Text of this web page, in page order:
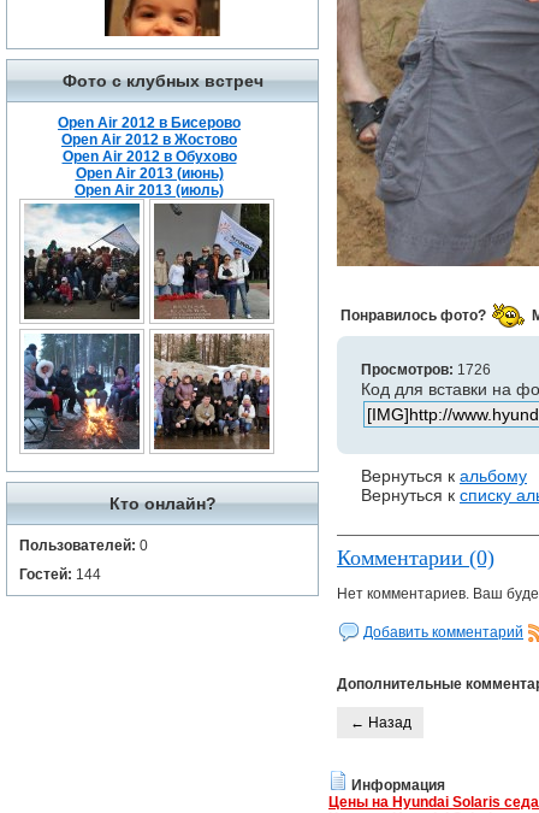
Фото с клубных встреч
Open Air 2012 в Бисерово
Open Air 2012 в Жостово
Open Air 2012 в Обухово
Open Air 2013 (июнь)
Open Air 2013 (июль)
Кто онлайн?
Пользователей: 0
Гостей: 144
Понравилось фото?
Просмотров: 1726
Код для вставки на
Вернуться к альбому
Вернуться к списку
Комментарии (0)
Нет комментариев. Ваш
Добавить комментарий
Дополнительные
← Назад
Информация
Цены на Hyundai Solaris